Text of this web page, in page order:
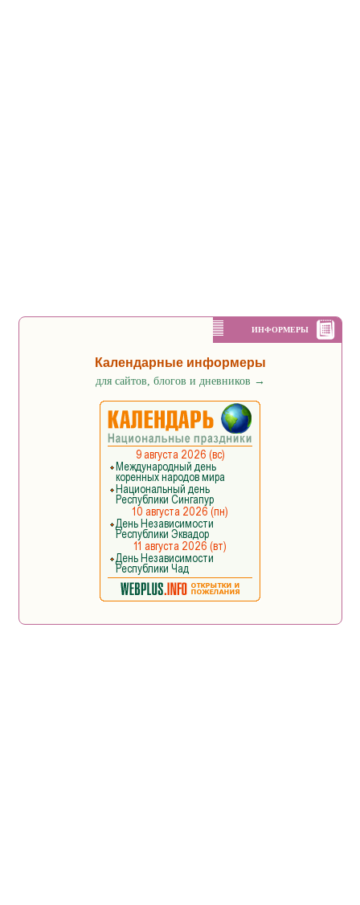
ИНФОРМЕРЫ
Календарные информеры
для сайтов, блогов и дневников →